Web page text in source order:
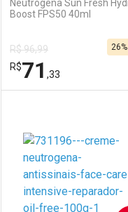
Comprar sem Desconto
Por R$ 31,99/cada
Comprar sem
Por R$ 31,99/cada
Neutrogena Sun Fresh
Boost FPS50 40ml
R$ 96,99
R$71 ,33
Laboratório
Por Menos